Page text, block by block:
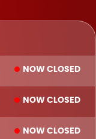
NOW CLOSED
NOW CLOSED
NOW CLOSED